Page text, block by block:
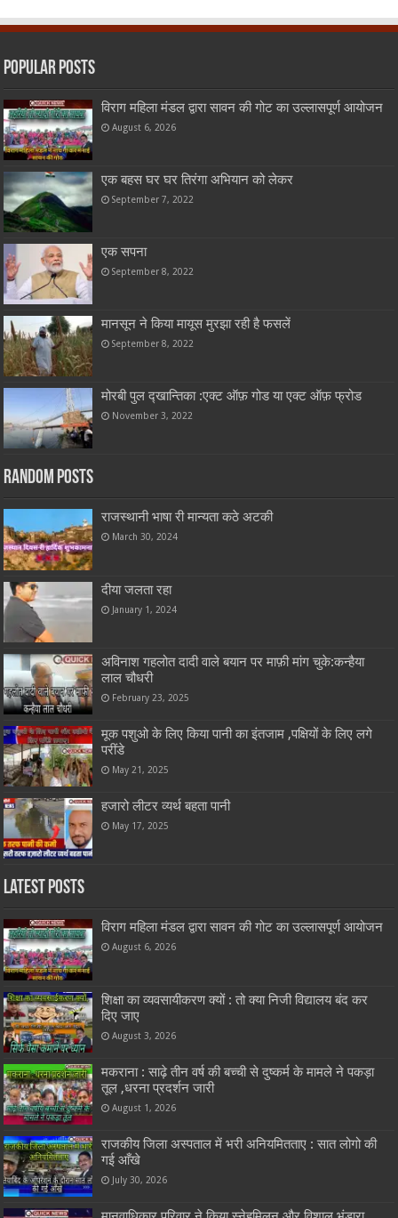
Popular Posts
विराग महिला मंडल द्वारा सावन की गोट का उल्लासपूर्ण आयोजन
August 6, 2026
एक बहस घर घर तिरंगा अभियान को लेकर
September 7, 2022
एक सपना
September 8, 2022
मानसून ने किया मायूस मुरझा रही है फसलें
September 8, 2022
मोरबी पुल द्खान्तिका :एक्ट ऑफ़ गोड या एक्ट ऑफ़ फ्रोड
November 3, 2022
Random Posts
राजस्थानी भाषा री मान्यता कठे अटकी
March 30, 2024
दीया जलता रहा
January 1, 2024
अविनाश गहलोत दादी वाले बयान पर माफ़ी मांग चुके:कन्हैया
लाल चौधरी
February 23, 2025
मूक पशुओ के लिए किया पानी का इंतजाम ,पक्षियों के लिए लगे
परींडे
May 21, 2025
हजारो लीटर व्यर्थ बहता पानी
May 17, 2025
Latest Posts
विराग महिला मंडल द्वारा सावन की गोट का उल्लासपूर्ण आयोजन
August 6, 2026
शिक्षा का व्यवसायीकरण क्यों : तो क्या निजी विद्यालय बंद कर
दिए जाए
August 3, 2026
मकराना : साढ़े तीन वर्ष की बच्ची से दुष्कर्म के मामले ने पकड़ा
तूल ,धरना प्रदर्शन जारी
August 1, 2026
राजकीय जिला अस्पताल में भरी अनियमितताए : सात लोगो की
गई आँखे
July 30, 2026